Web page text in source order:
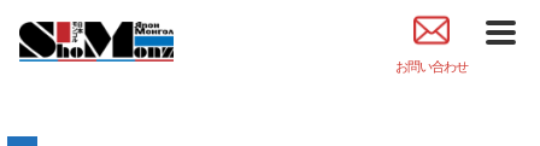
お問い合わせ